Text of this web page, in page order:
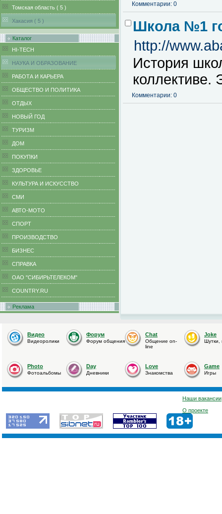
Томская область ( 5 )
Хакасия ( 5 )
Каталог
HI-TECH
НАУКА И ОБРАЗОВАНИЕ
РАБОТА И КАРЬЕРА
ОБЩЕСТВО И ПОЛИТИКА
ОТДЫХ
НОВЫЙ ГОД
ТУРИЗМ
ДОМ
ПОКУПКИ
ЗДОРОВЬЕ
КУЛЬТУРА И ИСКУССТВО
СМИ
АВТО-МОТО
СПОРТ
ПРОИЗВОДСТВО
БИЗНЕС
CПРАВКА
ОАО "СИБИРЬТЕЛЕКОМ"
COUNTRY.RU
Реклама
Комментарии: 0
Школа №1
http://
История
Комментарии: 0
Видео
Видеоролики
Форум
Форум общения
Chat
Общение on-
line
Joke
Шутки,
Photo
Фотоальбомы
Day
Дневники
Love
Знакомства
Game
Игры
Наши вакансии
О проекте